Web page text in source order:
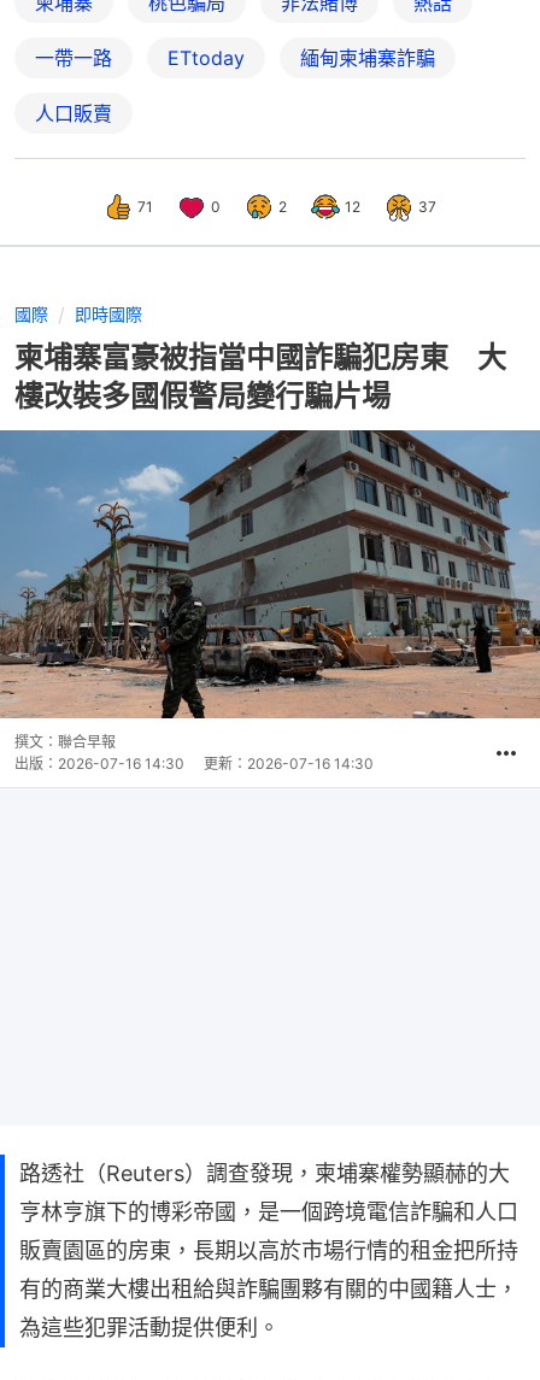
一帶一路 ETtoday 緬甸柬埔寨詐騙
人口販賣
71 0 2 12 37
國際 即時國際
柬埔寨富豪被指當中國詐騙犯房東 大
樓改裝多國假警局變行騙片場
撰文： 聯合早報
出版： 2026-07-16 14:30 更新： 2026-07-16 14:30
路透社（Reuters）調查發現，柬埔寨權勢顯赫的大
亨林亨旗下的博彩帝國，是一個跨境電信詐騙和人口
販賣園區的房東，長期以高於市場行情的租金把所持
有的商業大樓出租給與詐騙團夥有關的中國籍人士，
為這些犯罪活動提供便利。